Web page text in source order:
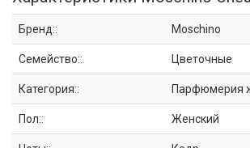
Бренд:: Moschino
Семейство:: Цветочные
Категория:: Парфюмерия
Пол:: Женский